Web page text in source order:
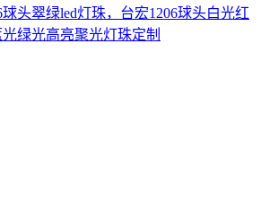
球头翠绿led灯珠，台宏1206球头白光红
绿光高亮聚光灯珠定制